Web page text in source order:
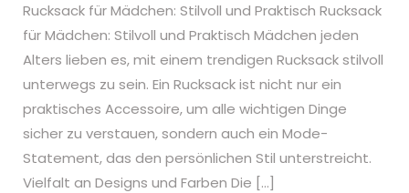
Rucksack für Mädchen: Stilvoll und Praktisch Rucksack
für Mädchen: Stilvoll und Praktisch Mädchen jeden
Alters lieben es, mit einem trendigen Rucksack stilvoll
unterwegs zu sein. Ein Rucksack ist nicht nur ein
praktisches Accessoire, um alle wichtigen Dinge
sicher zu verstauen, sondern auch ein Mode-
Statement, das den persönlichen Stil unterstreicht.
Vielfalt an Designs und Farben Die […]